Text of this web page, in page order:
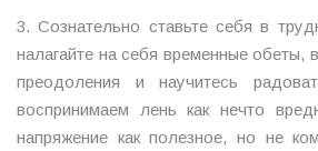
3. Сознательно ставьте себя в
налагайте на себя временные обеты,
преодоления и научитесь
воспринимаем лень как нечто
напряжение как полезное, но не